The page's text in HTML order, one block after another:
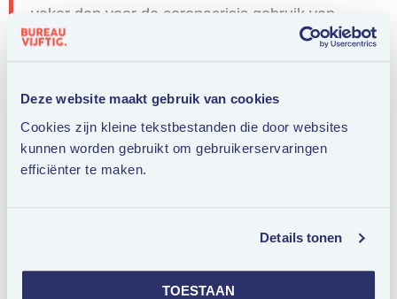
Deze website maakt gebruik van cookies
Cookies zijn kleine tekstbestanden die door websites
kunnen worden gebruikt om gebruikerservaringen
efficiënter te maken.
Details tonen
TOESTAAN
vaker dan voor de coronacrisis gebruik van
facetime of beeldbellen om in contact te blijven
zeventigers (43% versus 33%). E-mail wordt
door 32% vaker gebruikt. Ondanks al deze
hulpmiddelen zegt toch een vijfde (21%) het
vaker moeite mee dan vrouwen (25% versus
17%). Dit kan leiden tot eenzaamheid, een kwart